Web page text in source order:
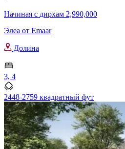
Начиная с дирхам 2,990,000
Элеа от Emaar
Долина
3, 4
2448-2759 квадратный фут